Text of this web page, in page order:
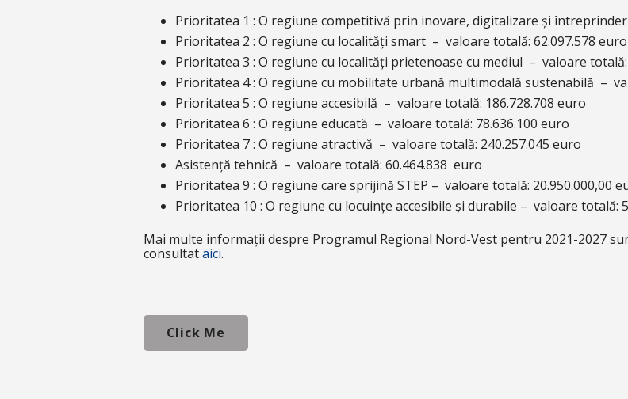
Prioritatea 1 : O regiune competitivă prin inovare, digitalizare și
Prioritatea 2 : O regiune cu localități smart – valoare totală: 62.097.578 euro
Prioritatea 3 : O regiune cu localități prietenoase cu mediul – valoare totală:
Prioritatea 4 : O regiune cu mobilitate urbană multimodală sustenabilă –
Prioritatea 5 : O regiune accesibilă – valoare totală: 186.728.708 euro
Prioritatea 6 : O regiune educată – valoare totală: 78.636.100 euro
Prioritatea 7 : O regiune atractivă – valoare totală: 240.257.045 euro
Asistență tehnică – valoare totală: 60.464.838 euro
Prioritatea 9 : O regiune care sprijină STEP – valoare totală: 20.950.000,00
Prioritatea 10 : O regiune cu locuințe accesibile și durabile – valoare totală:
Mai multe informații despre Programul Regional Nord-Vest pentru 2021-2027
consultataici.
Click Me